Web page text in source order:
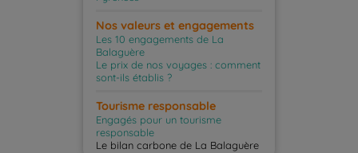
Nos valeurs et engagements
Les 10 engagements de La
Balaguère
Le prix de nos voyages : comment
sont-ils établis ?
Tourisme responsable
Engagés pour un tourisme
responsable
Le bilan carbone de La Balaguère